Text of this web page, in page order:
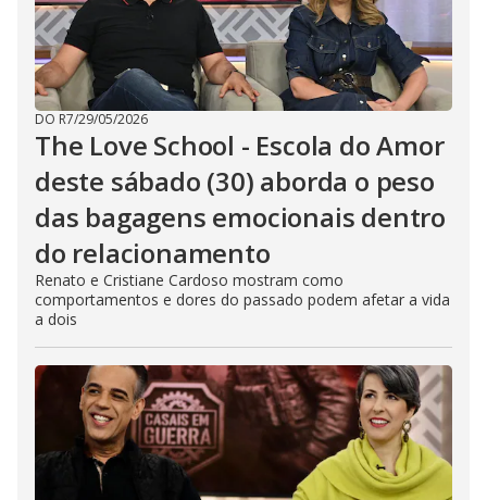
DO R7/29/05/2026
The Love School - Escola do Amor
deste sábado (30) aborda o peso
das bagagens emocionais dentro
do relacionamento
Renato e Cristiane Cardoso mostram como
comportamentos e dores do passado podem afetar a vida
a dois